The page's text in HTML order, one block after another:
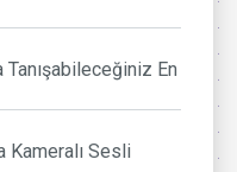
Tanışabileceğiniz En
Kameralı Sesli